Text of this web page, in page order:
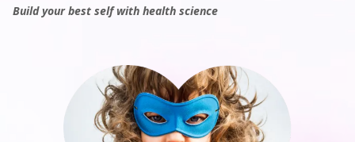
Build your best self with health science